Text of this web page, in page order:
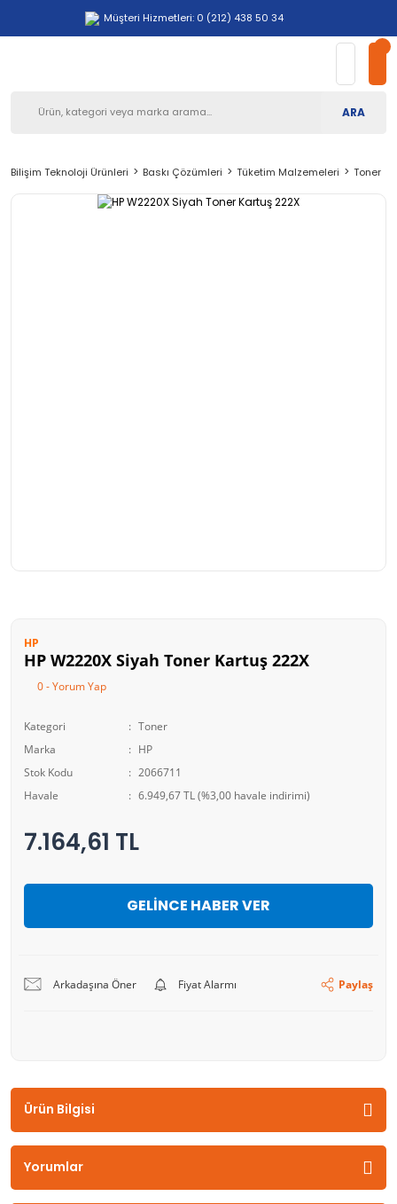
Müşteri Hizmetleri: 0 (212) 438 50 34
ARA
Bilişim Teknoloji Ürünleri Baskı Çözümleri Tüketim Malzemeleri Toner
HP
HP W2220X Siyah Toner Kartuş 222X
0 - Yorum Yap
Kategori
Toner
Marka
HP
Stok Kodu
2066711
Havale
6.949,67 TL (%3,00 havale indirimi)
7.164,61 TL
GELİNCE HABER VER
Arkadaşına Öner Fiyat Alarmı Paylaş
Ürün Bilgisi
Yorumlar